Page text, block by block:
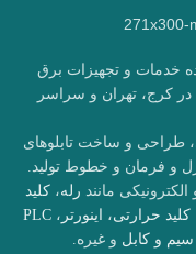
خدمات و تجهیزات برق
کرج، تهران و سراسر
طراحی و ساخت تابلوهای
و فرمان و خطوط تولید.
مانند رله،کلید
کلید حرارتی، اینورتر ،PLC
سیم و کابل و غیره.